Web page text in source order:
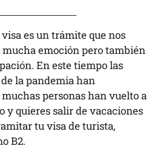
es un trámite que nos
mucha emoción pero también
En este tiempo las
la pandemia han
personas han vuelto a
y quieres salir de vacaciones
tu visa de turista,
B2.